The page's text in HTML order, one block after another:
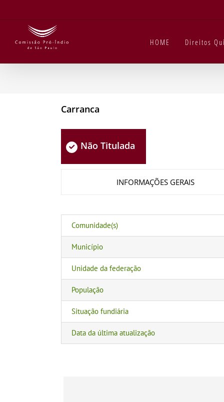
HOME Direitos
Carranca
Não Titulada
INFORMAÇÕES GERAIS
Comunidade(s)
Município
Unidade da federação
População
Situação fundiária
Data da última atualização